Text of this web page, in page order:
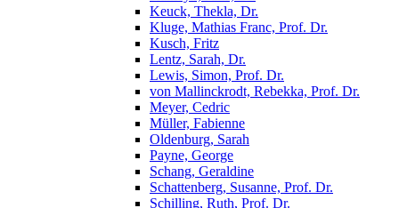
Keuck, Thekla, Dr.
Kluge, Mathias Franc, Prof. Dr.
Kusch, Fritz
Lentz, Sarah, Dr.
Lewis, Simon, Prof. Dr.
von Mallinckrodt, Rebekka, Prof. Dr.
Meyer, Cedric
Müller, Fabienne
Oldenburg, Sarah
Payne, George
Schang, Geraldine
Schattenberg, Susanne, Prof. Dr.
Schilling, Ruth, Prof. Dr.